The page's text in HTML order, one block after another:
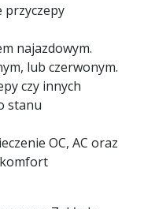
przyczepy
najazdowym.
lub czerwonym.
czy innych
stanu
OC, AC oraz
komfort